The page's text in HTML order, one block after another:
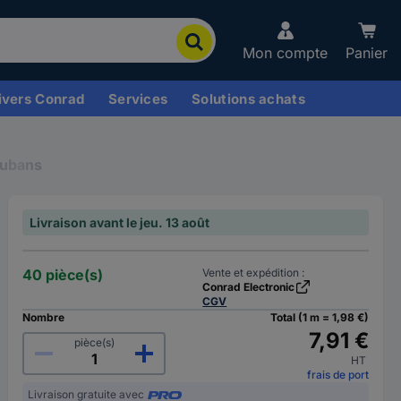
Mon compte Panier
Conrad Services Solutions achats
Livraison avant le jeu. 13 août
40 pièce(s)
Vente et expédition :
Conrad Electronic
CGV
Nombre
pièce(s)
Total (1 m = 1,98 €)
7,91 €
HT
frais de port
Livraison gratuite avec